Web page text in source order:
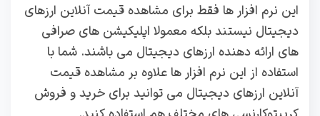
این نرم افزار ها فقط برای مشاهده قیمت آنلاین ارزهای
دیجیتال نیستند بلکه معمولا اپلیکیشن های صرافی
های ارائه دهنده ارزهای دیجیتال می باشند. شما با
استفاده از این نرم افزار ها علاوه بر مشاهده قیمت
آنلاین ارزهای دیجیتال می توانید برای خرید و فروش